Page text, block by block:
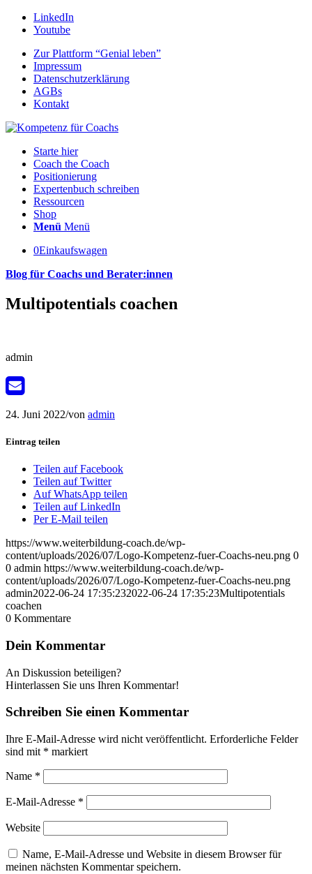
LinkedIn
Youtube
Zur Plattform “Genial leben”
Impressum
Datenschutzerklärung
AGBs
Kontakt
Starte hier
Coach the Coach
Positionierung
Expertenbuch schreiben
Ressourcen
Shop
Menü Menü
0Einkaufswagen
Blog für Coachs und Berater:innen
Multipotentials coachen
admin
24. Juni 2022/von admin
Eintrag teilen
Teilen auf Facebook
Teilen auf Twitter
Auf WhatsApp teilen
Teilen auf LinkedIn
Per E-Mail teilen
https://www.weiterbildung-coach.de/wp-
content/uploads/2026/07/Logo-Kompetenz-fuer-Coachs-neu.png 0
0 admin https://www.weiterbildung-coach.de/wp-
content/uploads/2026/07/Logo-Kompetenz-fuer-Coachs-neu.png
admin2022-06-24 17:35:232022-06-24 17:35:23Multipotentials
coachen
0 Kommentare
Dein Kommentar
An Diskussion beteiligen?
Hinterlassen Sie uns Ihren Kommentar!
Schreiben Sie einen Kommentar
Ihre E-Mail-Adresse wird nicht veröffentlicht. Erforderliche Felder
sind mit * markiert
Name *
E-Mail-Adresse *
Website
Name, E-Mail-Adresse und Website in diesem Browser für
meinen nächsten Kommentar speichern.